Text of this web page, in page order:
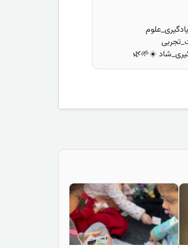
#یادگیری_علوم
#منطقه5 #فعالیت_تجربی
☀️🌱🌿